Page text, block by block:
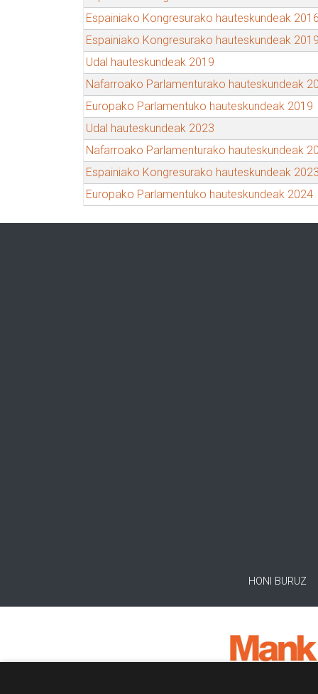
Espainiako Kongresurako hauteskundeak 2016
Espainiako Kongresurako hauteskundeak 2019
Udal hauteskundeak 2019
Nafarroako Parlamenturako hauteskundeak
Europako Parlamentuko hauteskundeak 2019
Udal hauteskundeak 2023
Nafarroako Parlamenturako hauteskundeak
Espainiako Kongresurako hauteskundeak 2023
Europako Parlamentuko hauteskundeak 2024
HONI BURUZ